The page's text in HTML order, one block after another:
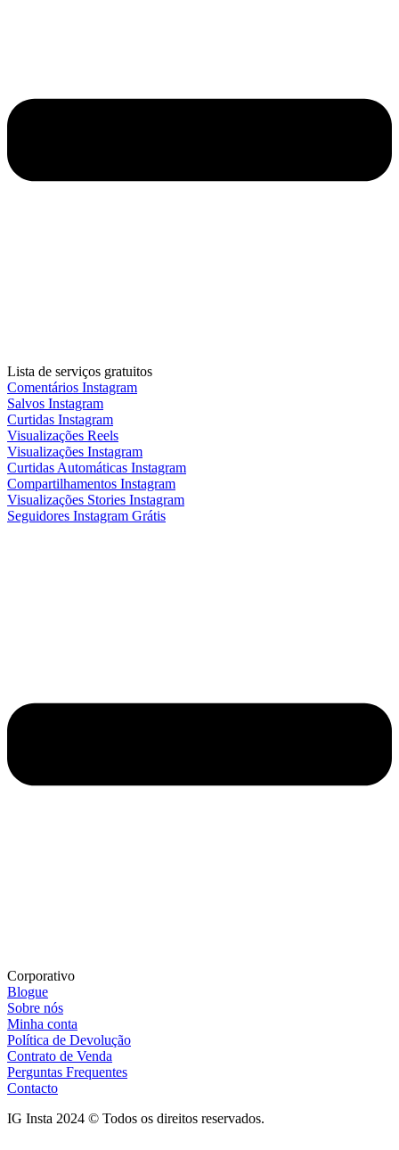
Lista de serviços gratuitos
Comentários Instagram
Salvos Instagram
Curtidas Instagram
Visualizações Reels
Visualizações Instagram
Curtidas Automáticas Instagram
Compartilhamentos Instagram
Visualizações Stories Instagram
Seguidores Instagram Grátis
Corporativo
Blogue
Sobre nós
Minha conta
Política de Devolução
Contrato de Venda
Perguntas Frequentes
Contacto
IG Insta 2024 © Todos os direitos reservados.